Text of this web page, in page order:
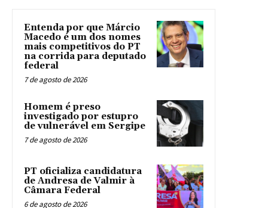
Entenda por que Márcio
Macedo é um dos nomes
mais competitivos do PT
na corrida para deputado
federal
7 de agosto de 2026
Homem é preso
investigado por estupro
de vulnerável em Sergipe
7 de agosto de 2026
PT oficializa candidatura
de Andresa de Valmir à
Câmara Federal
6 de agosto de 2026